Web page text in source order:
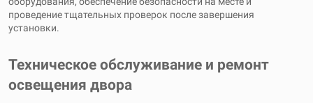
проведение тщательных проверок после завершения
установки.
Техническое обслуживание и ремонт
освещения двора